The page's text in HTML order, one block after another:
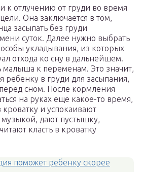
к отлучению от груди во время
Она заключается в том,
засыпать без груди
суток. Далее нужно выбрать
укладывания, из которых
отхода ко сну в дальнейшем.
малыша к переменам. Это значит,
ребенку в груди для засыпания,
сном. После кормления
на руках еще какое-то время,
кроватку и успокаивают
дают пустышку,
класть в кроватку